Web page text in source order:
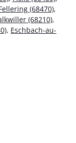
(68470),
(68210),
, Eschbach-au-